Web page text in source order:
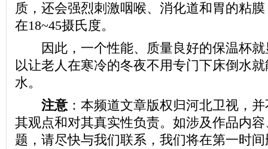
质，还会强烈刺激咽喉、消化道和胃的粘
在18~45摄氏度。
因此，一个性能、质量良好的保温杯就
以让老人在寒冷的冬夜不用专门下床倒水
水。
注意 ：本频道文章版权归河北卫视，
其观点和对其真实性负责。如涉及作品内
题，请尽快与我们联系，我们将在第一时